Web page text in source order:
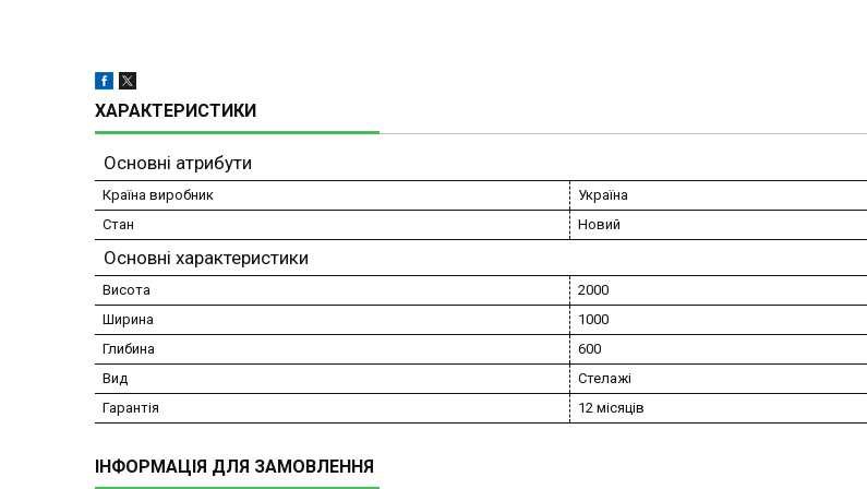
ХАРАКТЕРИСТИКИ
Основні атрибути
Країна виробник
Україна
Стан
Новий
Основні характеристики
Висота
2000
Ширина
1000
Глибина
600
Вид
Стелажі
Гарантія
12 місяців
ІНФОРМАЦІЯ ДЛЯ ЗАМОВЛЕННЯ